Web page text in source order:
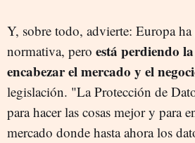
Y, sobre todo, advierte: Europa
normativa, pero está perdiendo
encabezar el mercado y el
legislación. "La Protección de
para hacer las cosas mejor y para
mercado donde hasta ahora los